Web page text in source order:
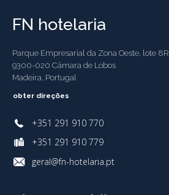
FN hotelaria
Parque Empresarial da Zona Oeste, lote 8R
9300-020 Câmara de Lobos
Madeira, Portugal
obter direções
+351 291 910 770
+351 291 910 779
geral@fn-hotelaria.pt